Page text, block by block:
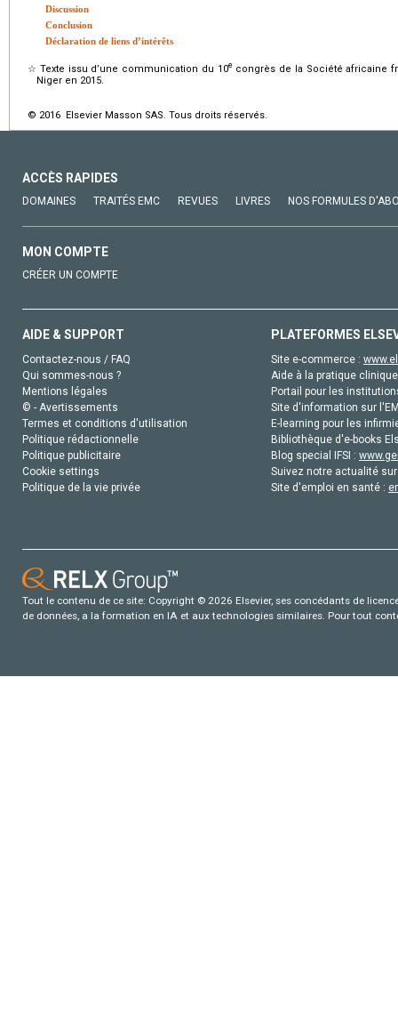
Discussion
Conclusion
Déclaration de liens d’intérêts
☆ Texte issu d’une communication du 10e congrès de la Société africaine
Niger en 2015.
© 2016 Elsevier Masson SAS. Tous droits réservés.
ACCÈS RAPIDES
DOMAINES TRAITÉS EMC REVUES LIVRES NOS FORMULES
MON COMPTE
CRÉER UN COMPTE
AIDE & SUPPORT
Contactez-nous / FAQ
Qui sommes-nous ?
Mentions légales
© - Avertissements
Termes et conditions d'utilisation
Politique rédactionnelle
Politique publicitaire
Cookie settings
Politique de la vie privée
PLATEFORMES
Site e-commerce :
Aide à la pratique
Portail pour les
Site d'information sur
E-learning pour les
Bibliothèque d'e-books
Blog special IFSI :
Suivez notre actualité
Site d'emploi en santé :
Tout le contenu de ce site: Copyright © 2026 Elsevier, ses concédants de
de données, a la formation en IA et aux technologies similaires. Pour tout